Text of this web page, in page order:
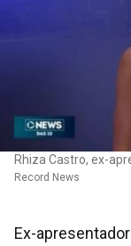
Rhiza Castro, ex-
Record News
Ex-